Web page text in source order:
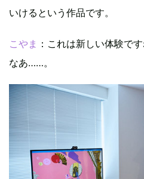
いけるという作品です。
こやま ：これは新しい体験で
なあ……。